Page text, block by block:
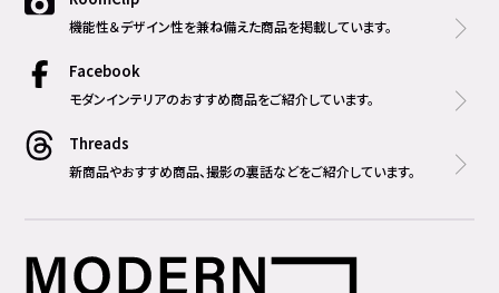
機能性＆デザイン性を兼ね備えた商品を掲載しています。
Facebook
モダンインテリアのおすすめ商品をご紹介しています。
Threads
新商品やおすすめ商品、撮影の裏話などをご紹介しています。